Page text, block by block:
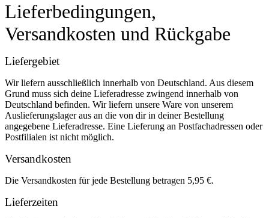
Lieferbedingungen,
Versandkosten und Rückgabe
Liefergebiet
Wir liefern ausschließlich innerhalb von Deutschland. Aus diesem
Grund muss sich deine Lieferadresse zwingend innerhalb von
Deutschland befinden. Wir liefern unsere Ware von unserem
Auslieferungslager aus an die von dir in deiner Bestellung
angegebene Lieferadresse. Eine Lieferung an Postfachadressen oder
Postfilialen ist nicht möglich.
Versandkosten
Die Versandkosten für jede Bestellung betragen 5,95 €.
Lieferzeiten